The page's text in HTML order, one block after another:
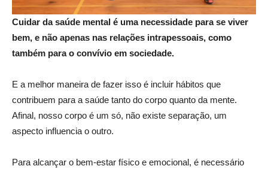
Cuidar da saúde mental é uma necessidade para se viver
bem, e não apenas nas relações intrapessoais, como
também para o convívio em sociedade.
E a melhor maneira de fazer isso é incluir hábitos que
contribuem para a saúde tanto do corpo quanto da mente.
Afinal, nosso corpo é um só, não existe separação, um
aspecto influencia o outro.
Para alcançar o bem-estar físico e emocional, é necessário